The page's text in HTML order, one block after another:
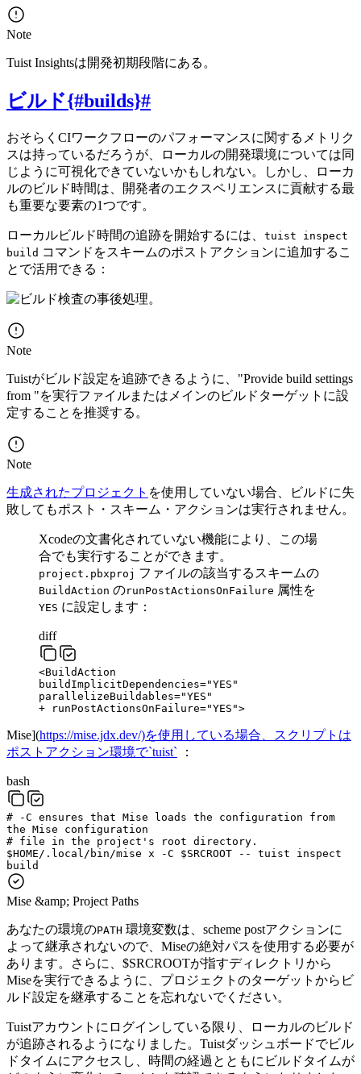
Note
Tuist Insightsは開発初期段階にある。
ビルド{#builds}#
おそらくCIワークフローのパフォーマンスに関するメトリク
スは持っているだろうが、ローカルの開発環境については同
じように可視化できていないかもしれない。しかし、ローカ
ルのビルド時間は、開発者のエクスペリエンスに貢献する最
も重要な要素の1つです。
ローカルビルド時間の追跡を開始するには、 tuist inspect
build コマンドをスキームのポストアクションに追加するこ
とで活用できる：
。
Note
Tuistがビルド設定を追跡できるように、"Provide build settings
from "を実行ファイルまたはメインのビルドターゲットに設
定することを推奨する。
Note
生成されたプロジェクト を使用していない場合、ビルドに失
敗してもポスト・スキーム・アクションは実行されません。
Xcodeの文書化されていない機能により、この場
合でも実行することができます。
project.pbxproj ファイルの該当するスキームの
BuildAction のrunPostActionsOnFailure 属性を
YES に設定します：
diff
<BuildAction
buildImplicitDependencies="YES"
parallelizeBuildables="YES"
+ runPostActionsOnFailure="YES">
Mise](https://mise.jdx.dev/)を使用している場合、スクリプトは
ポストアクション環境で`tuist` ：
bash
# -C ensures that Mise loads the configuration from
the Mise configuration
# file in the project's root directory.
$HOME /.local/bin/mise x -C $SRCROOT -- tuist
inspect
build
Mise &amp; Project Paths
あなたの環境のPATH 環境変数は、scheme postアクションに
よって継承されないので、Miseの絶対パスを使用する必要が
あります。さらに、$SRCROOTが指すディレクトリから
Miseを実行できるように、プロジェクトのターゲットからビ
ルド設定を継承することを忘れないでください。
Tuistアカウントにログインしている限り、ローカルのビルド
が追跡されるようになりました。Tuistダッシュボードでビル
ドタイムにアクセスし、時間の経過とともにビルドタイムが